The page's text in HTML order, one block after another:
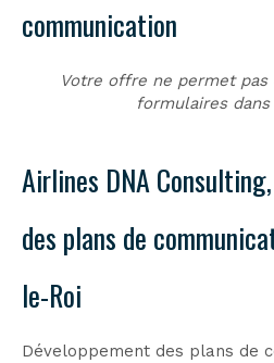
communication
Votre offre ne permet pas
formulaires
Airlines DNA
des plans de
le-Roi
Développement des plans de